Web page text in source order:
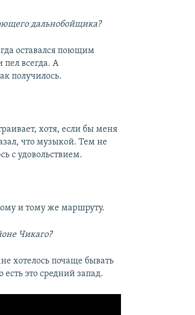
дальнобойщика?
оставался поющим
пел всегда. А
получилось.
хотя, если бы меня
что музыкой. Тем не
с удовольствием.
и тому же маршруту.
Чикаго?
хотелось почаще бывать
это средний запад.